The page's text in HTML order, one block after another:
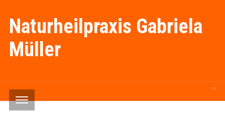
Naturheilpraxis Gabriela
Müller